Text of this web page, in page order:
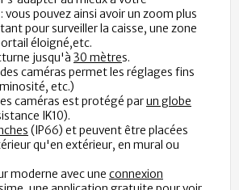
vous pouvez ainsi avoir un zoom plus
pour surveiller la caisse, une zone
éloigné,etc.
jusqu'à 30 mètres.
caméras permet les réglages fins
etc.)
caméras est protégé parun globe
IK10).
(IP66) et peuvent être placées
qu'en extérieur, en mural ou
moderne avec une connexion